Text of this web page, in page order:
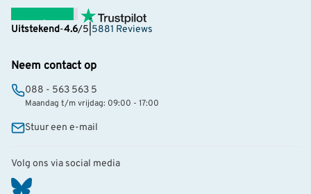
Uitstekend-4.6/5 5881 Reviews
Neem contact op
088 - 563 563 5
Maandag t/m vrijdag: 09:00 - 17:00
Stuur een e-mail
Volg ons via social media